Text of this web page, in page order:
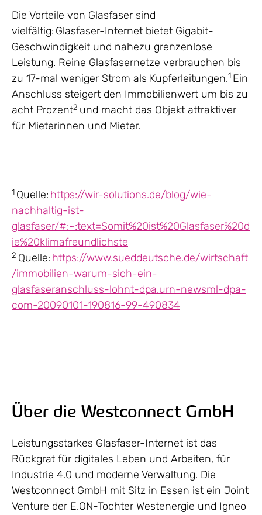
Die Vorteile von Glasfaser sind
vielfältig: Glasfaser-Internet bietet Gigabit-
Geschwindigkeit und nahezu grenzenlose
Leistung. Reine Glasfasernetze verbrauchen bis
zu 17-mal weniger Strom als Kupferleitungen.1 Ein
Anschluss steigert den Immobilienwert um bis zu
acht Prozent2 und macht das Objekt attraktiver
für Mieterinnen und Mieter.
1 Quelle: https://wir-solutions.de/blog/wie-
nachhaltig-ist-
glasfaser/#:~:text=Somit%20ist%20Glasfaser%20d
ie%20klimafreundlichste
2 Quelle: https://www.sueddeutsche.de/wirtschaft
/immobilien-warum-sich-ein-
glasfaseranschluss-lohnt-dpa.urn-newsml-dpa-
com-20090101-190816-99-490834
Über die Westconnect GmbH
Leistungsstarkes Glasfaser-Internet ist das
Rückgrat für digitales Leben und Arbeiten, für
Industrie 4.0 und moderne Verwaltung. Die
Westconnect GmbH mit Sitz in Essen ist ein Joint
Venture der E.ON-Tochter Westenergie und Igneo